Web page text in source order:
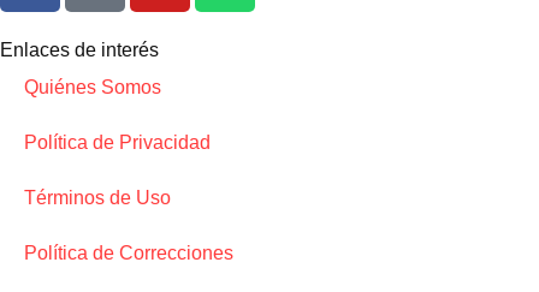
Enlaces de interés
Quiénes Somos
Política de Privacidad
Términos de Uso
Política de Correcciones